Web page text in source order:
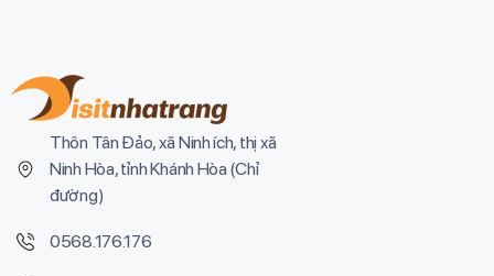
Thôn Tân Đảo, xã Ninh ích, thị xã
Ninh Hòa, tỉnh Khánh Hòa (Chỉ
đường)
0568.176.176